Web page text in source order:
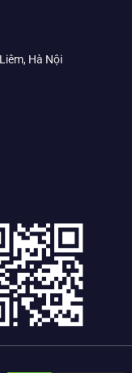
Hà Nội